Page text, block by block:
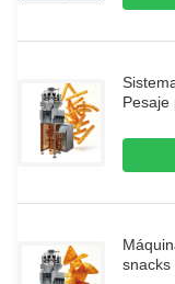
Pesaje
de Alta
snacks